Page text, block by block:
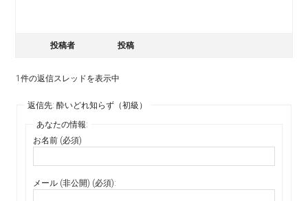
投稿者 投稿
1件の返信スレッドを表示中
返信先: 酔いどれ知らず（初級）
あなたの情報:
お名前 (必須)
メール (非公開) (必須):